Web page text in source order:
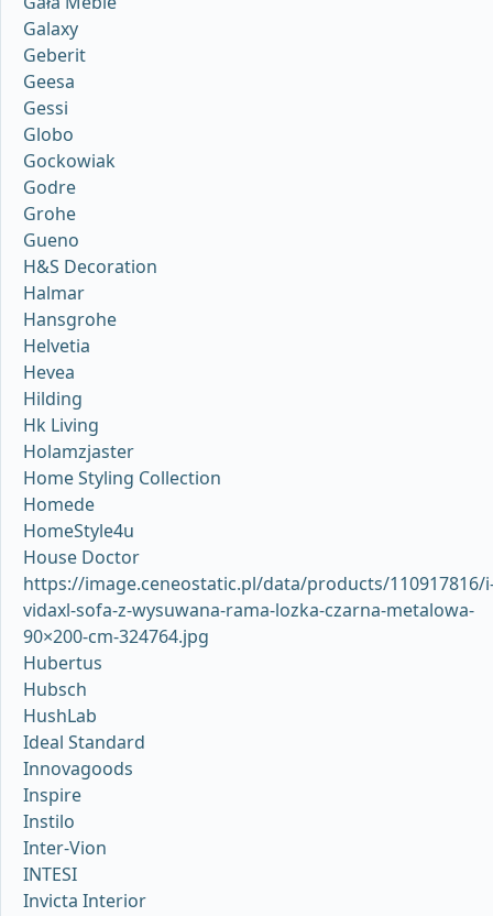
Galaxy
Geberit
Geesa
Gessi
Globo
Gockowiak
Godre
Grohe
Gueno
H&S Decoration
Halmar
Hansgrohe
Helvetia
Hevea
Hilding
Hk Living
Holamzjaster
Home Styling Collection
Homede
HomeStyle4u
House Doctor
https://image.ceneostatic.pl/data/products/110917816/
vidaxl-sofa-z-wysuwana-rama-lozka-czarna-metalowa-
90×200-cm-324764.jpg
Hubertus
Hubsch
HushLab
Ideal Standard
Innovagoods
Inspire
Instilo
Inter-Vion
INTESI
Invicta Interior